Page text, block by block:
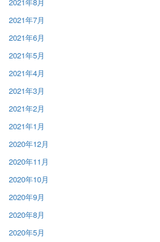
2021年7月
2021年6月
2021年5月
2021年4月
2021年3月
2021年2月
2021年1月
2020年12月
2020年11月
2020年10月
2020年9月
2020年8月
2020年5月